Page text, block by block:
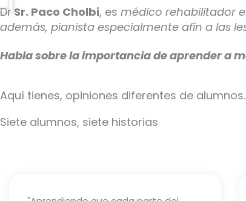
DrSr. Paco Cholbi, es médico rehabilitador
además, pianista especialmente afín a las
Habla sobre la importancia de aprender a
Aquí tienes, opiniones diferentes de
Siete alumnos, siete historias